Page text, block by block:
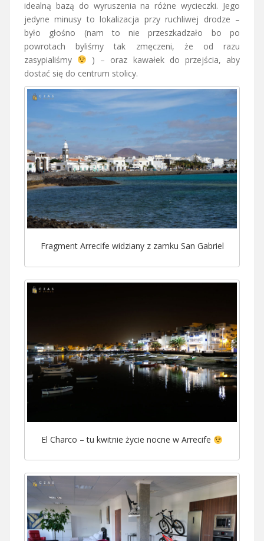
idealną bazą do wyruszenia na różne wycieczki. Jego
jedyne minusy to lokalizacja przy ruchliwej drodze –
było głośno (nam to nie przeszkadzało bo po
powrotach byliśmy tak zmęczeni, że od razu
zasypialiśmy
) – oraz kawałek do przejścia, aby
dostać się do centrum stolicy.
Fragment Arrecife widziany z zamku San Gabriel
El Charco – tu kwitnie życie nocne w Arrecife